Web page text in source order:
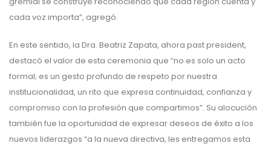
cada voz importa”, agregó.
En este sentido, la Dra. Beatriz Zapata, ahora past president,
destacó el valor de esta ceremonia que “no es solo un acto
formal; es un gesto profundo de respeto por nuestra
institucionalidad, un rito que expresa continuidad, confianza y
compromiso con la profesión que compartimos”. Su alocución
también fue la oportunidad de expresar deseos de éxito a los
nuevos liderazgos “a la nueva directiva, les entregamos esta